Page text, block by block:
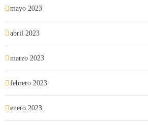
mayo 2023
abril 2023
marzo 2023
febrero 2023
enero 2023